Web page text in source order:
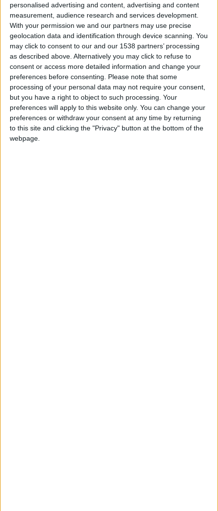
personalised advertising and content, advertising and content
measurement, audience research and services development.
With your permission we and our partners may use precise
geolocation data and identification through device scanning. You
may click to consent to our and our 1538 partners’ processing
as described above. Alternatively you may click to refuse to
consent or access more detailed information and change your
preferences before consenting.
Please note that some
processing of your personal data may not require your consent,
but you have a right to object to such processing. Your
preferences will apply to this website only. You can change your
preferences or withdraw your consent at any time by returning
to this site and clicking the "Privacy" button at the bottom of the
webpage.
L’avenir de Maghnes Akliouche a de bonnes chances de
s’écrire du côté du Paris Saint-Germain la saison prochaine. La
semaine dernière, les rumeurs évoquaient une accélération du
dossier et un accord entre le joueur et le club parisien. Selon
RMC Sport,les deux parties se seraient entendues pour un
contrat de cinq ans. Mais il faut désormais que le double
champion d’Europe trouve un terrain d’entente avec l’AS
Monaco pour le montant du transfert.
Récemment,L’Équipeavait évoqué de bonnes relations entre
les dirigeants monégasques et leurs homologues parisiens qui
pourraient faciliter les négociations. Celles-ci auraient en tout